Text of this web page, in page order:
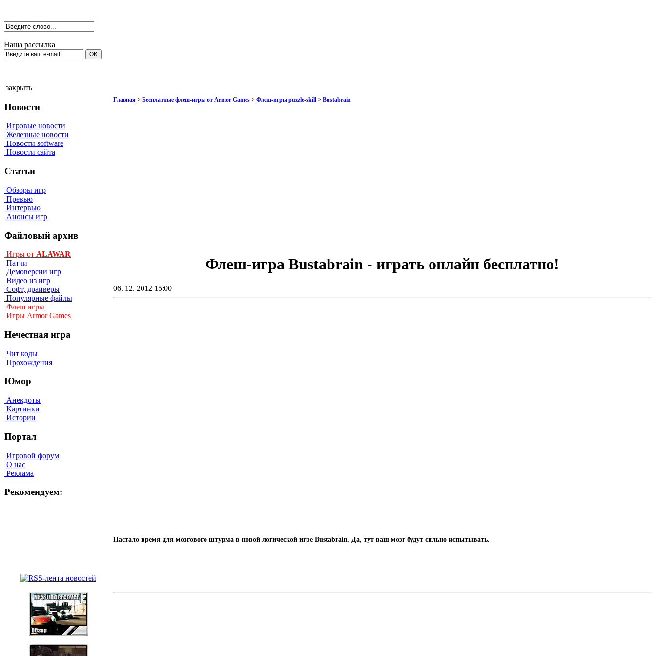
Наша рассылка
закрыть
Новости
Игровые новости
Железные новости
Новости software
Новости сайта
Статьи
Обзоры игр
Превью
Интервью
Анонсы игр
Файловый архив
Игры от ALAWAR
Патчи
Демоверсии игр
Видео из игр
Софт, драйверы
Популярные файлы
Флеш игры
Игры Armor Games
Нечестная игра
Чит коды
Прохождения
Юмор
Анекдоты
Картинки
Истории
Портал
Игровой форум
О нас
Реклама
Рекомендуем:
Главная > Бесплатные флеш-игры от Armor Games > Флеш-игры puzzle-skill > Bustabrain
Флеш-игра Bustabrain - играть онлайн бесплатно!
06. 12. 2012 15:00
Настало время для мозгового штурма в новой логической игре Bustabrain. Да, тут ваш мозг будут сильно испытывать.